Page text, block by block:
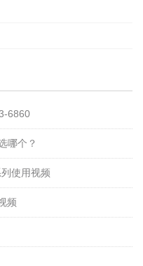
6860
哪个？
使用视频
频